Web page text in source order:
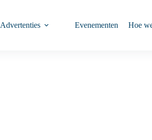
Advertenties Evenementen Hoe